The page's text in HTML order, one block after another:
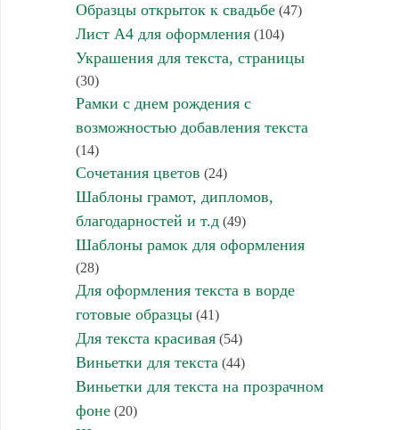
Образцы открыток к свадьбе(47)
Лист А4 для оформления(104)
Украшения для текста, страницы
(30)
Рамки с днем рождения с
возможностью добавления текста
(14)
Сочетания цветов (24)
Шаблоны грамот, дипломов,
благодарностей и т.д(49)
Шаблоны рамок для оформления
(28)
Для оформления текста в ворде
готовые образцы(41)
Для текста красивая(54)
Виньетки для текста (44)
Виньетки для текста на прозрачном
фоне(20)